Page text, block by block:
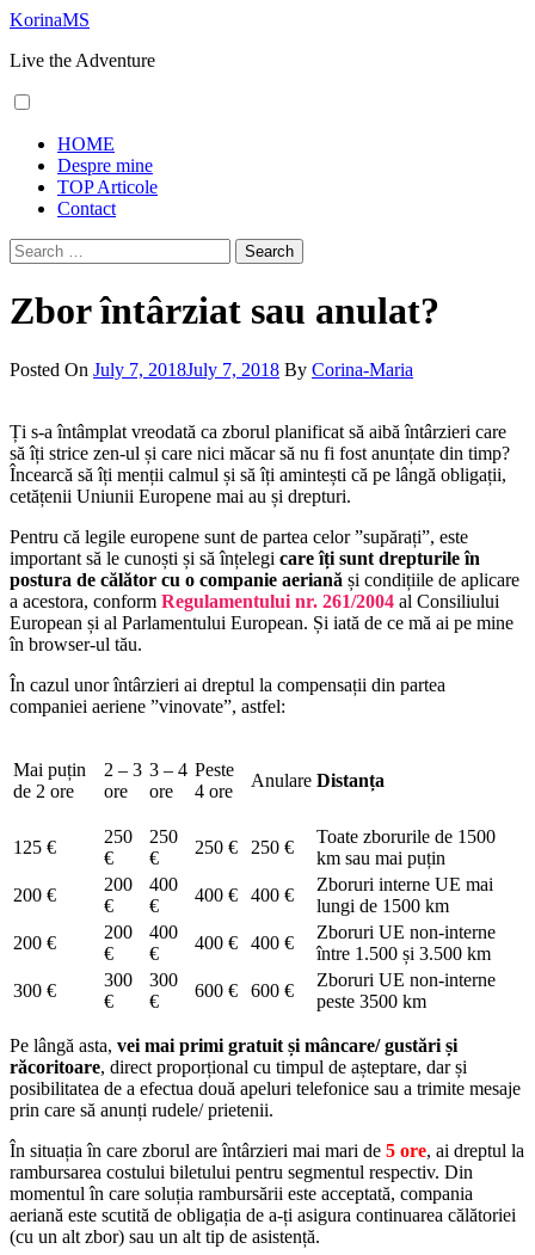
Skip
content
KorinaMS
Live the Adventure
Menu
HOME
Despre mine
TOP Articole
Contact
Search
for:
Zbor întârziat sau anulat?
Posted On July 7, 2018July 7, 2018 By Corina-Maria
Ți s-a întâmplat vreodată ca zborul planificat să aibă întârzieri care
să îți strice zen-ul și care nici măcar să nu fi fost anunțate din timp?
Încearcă să îți menții calmul și să îți amintești că pe lângă obligații,
cetățenii Uniunii Europene mai au și drepturi.
Pentru că legile europene sunt de partea celor ”supărați”, este
important să le cunoști și să înțelegi care îți sunt drepturile în
postura de călător cu o companie aeriană și condițiile de aplicare
a acestora, conform Regulamentului nr. 261/2004 al Consiliului
European și al Parlamentului European. Și iată de ce mă ai pe mine
în browser-ul tău.
În cazul unor întârzieri ai dreptul la compensații din partea
companiei aeriene ”vinovate”, astfel:
Mai puțin
de 2 ore
2 – 3
ore
3 – 4
ore
Peste
4 ore
Anulare Distanța
125 €
250
€
250
€
250 € 250 €
Toate zborurile de 1500
km sau mai puțin
200 €
200
€
400
€
400 € 400 €
Zboruri interne UE mai
lungi de 1500 km
200 €
200
€
400
€
400 € 400 €
Zboruri UE non-interne
între 1.500 și 3.500 km
300 €
300
€
300
€
600 € 600 €
Zboruri UE non-interne
peste 3500 km
Pe lângă asta, vei mai primi gratuit și mâncare/ gustări și
răcoritoare, direct proporțional cu timpul de așteptare, dar și
posibilitatea de a efectua două apeluri telefonice sau a trimite mesaje
prin care să anunți rudele/ prietenii.
În situația în care zborul are întârzieri mai mari de 5 ore, ai dreptul la
rambursarea costului biletului pentru segmentul respectiv. Din
momentul în care soluția rambursării este acceptată, compania
aeriană este scutită de obligația de a-ți asigura continuarea călătoriei
(cu un alt zbor) sau un alt tip de asistență.